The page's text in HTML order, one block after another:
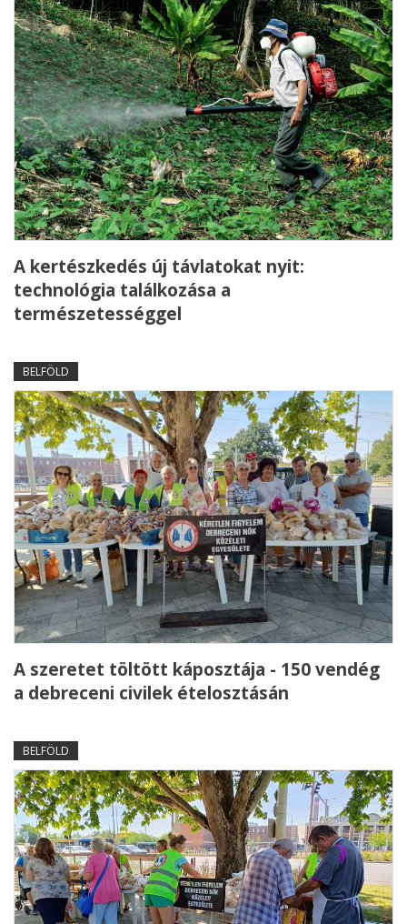
A kertészkedés új távlatokat nyit:
technológia találkozása a
természetességgel
BELFÖLD
A szeretet töltött káposztája - 150 vendég
a debreceni civilek ételosztásán
BELFÖLD